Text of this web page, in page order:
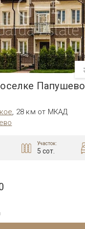
Папушево
, 28 км от МКАД
Участок:
5 сот.